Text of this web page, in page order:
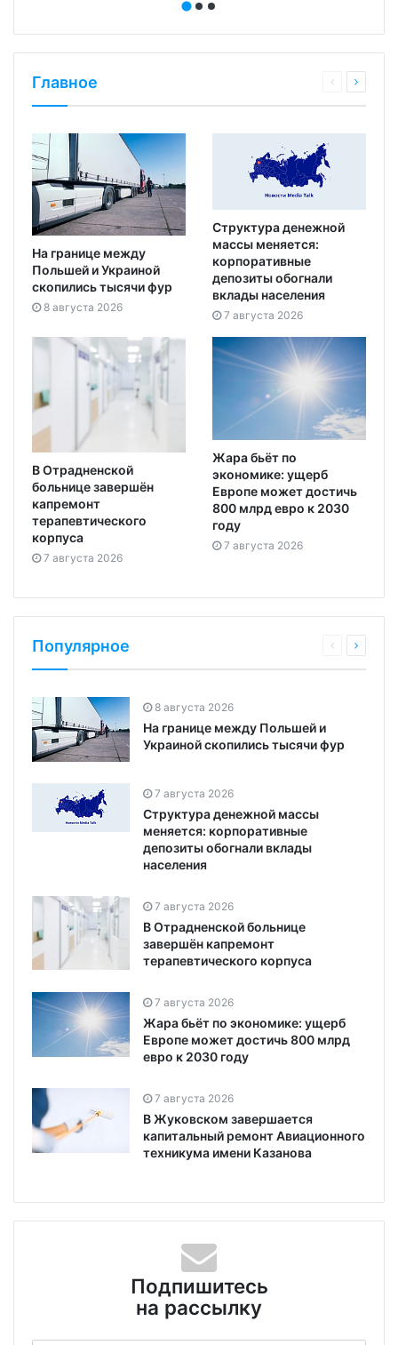
Главное
На границе между
Польшей и Украиной
скопились тысячи фур
8 августа 2026
Структура денежной
массы меняется:
корпоративные
депозиты обогнали
вклады населения
7 августа 2026
В Отрадненской
больнице завершён
капремонт
терапевтического
корпуса
7 августа 2026
Жара бьёт по
экономике: ущерб
Европе может достичь
800 млрд евро к 2030
году
7 августа 2026
Популярное
8 августа 2026
На границе между Польшей и
Украиной скопились тысячи фур
7 августа 2026
Структура денежной массы
меняется: корпоративные
депозиты обогнали вклады
населения
7 августа 2026
В Отрадненской больнице
завершён капремонт
терапевтического корпуса
7 августа 2026
Жара бьёт по экономике: ущерб
Европе может достичь 800 млрд
евро к 2030 году
7 августа 2026
В Жуковском завершается
капитальный ремонт Авиационного
техникума имени Казанова
Подпишитесь
на рассылку